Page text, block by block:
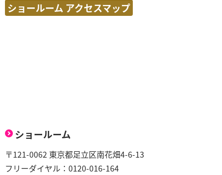
ショールーム アクセスマップ
ショールーム
〒121-0062 東京都足立区南花畑4-6-13
フリーダイヤル：0120-016-164